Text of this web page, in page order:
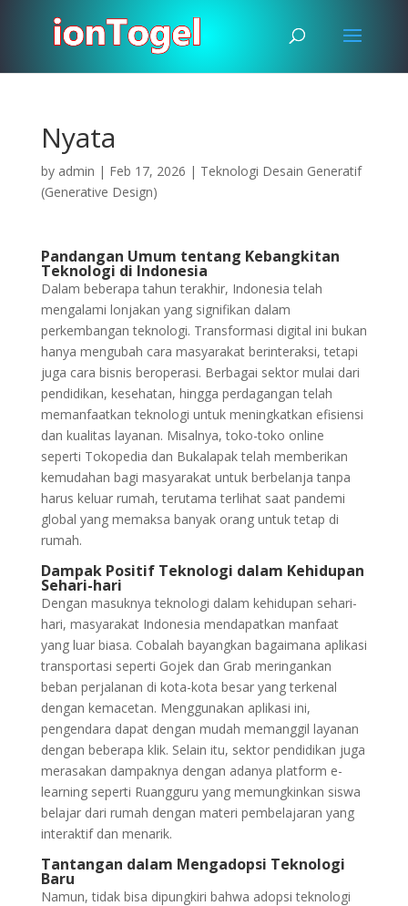
Nyata
by admin | Feb 17, 2026 | Teknologi Desain Generatif
(Generative Design)
Pandangan Umum tentang Kebangkitan
Teknologi di Indonesia
Dalam beberapa tahun terakhir, Indonesia telah
mengalami lonjakan yang signifikan dalam
perkembangan teknologi. Transformasi digital ini bukan
hanya mengubah cara masyarakat berinteraksi, tetapi
juga cara bisnis beroperasi. Berbagai sektor mulai dari
pendidikan, kesehatan, hingga perdagangan telah
memanfaatkan teknologi untuk meningkatkan efisiensi
dan kualitas layanan. Misalnya, toko-toko online
seperti Tokopedia dan Bukalapak telah memberikan
kemudahan bagi masyarakat untuk berbelanja tanpa
harus keluar rumah, terutama terlihat saat pandemi
global yang memaksa banyak orang untuk tetap di
rumah.
Dampak Positif Teknologi dalam Kehidupan
Sehari-hari
Dengan masuknya teknologi dalam kehidupan sehari-
hari, masyarakat Indonesia mendapatkan manfaat
yang luar biasa. Cobalah bayangkan bagaimana aplikasi
transportasi seperti Gojek dan Grab meringankan
beban perjalanan di kota-kota besar yang terkenal
dengan kemacetan. Menggunakan aplikasi ini,
pengendara dapat dengan mudah memanggil layanan
dengan beberapa klik. Selain itu, sektor pendidikan juga
merasakan dampaknya dengan adanya platform e-
learning seperti Ruangguru yang memungkinkan siswa
belajar dari rumah dengan materi pembelajaran yang
interaktif dan menarik.
Tantangan dalam Mengadopsi Teknologi
Baru
Namun, tidak bisa dipungkiri bahwa adopsi teknologi